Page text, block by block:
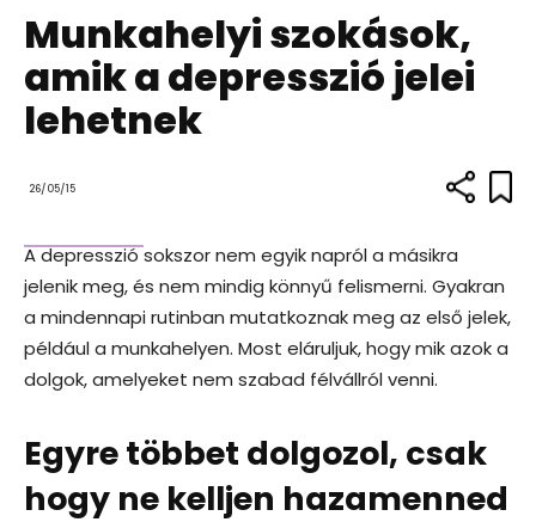
Munkahelyi szokások,
amik a depresszió jelei
lehetnek
26/05/15
A depresszió sokszor nem egyik napról a másikra
jelenik meg, és nem mindig könnyű felismerni. Gyakran
a mindennapi rutinban mutatkoznak meg az első jelek,
például a munkahelyen. Most eláruljuk, hogy mik azok a
dolgok, amelyeket nem szabad félvállról venni.
Egyre többet dolgozol, csak
hogy ne kelljen hazamenned